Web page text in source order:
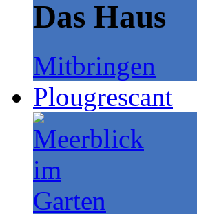
Das Haus
Mitbringen
Plougrescant